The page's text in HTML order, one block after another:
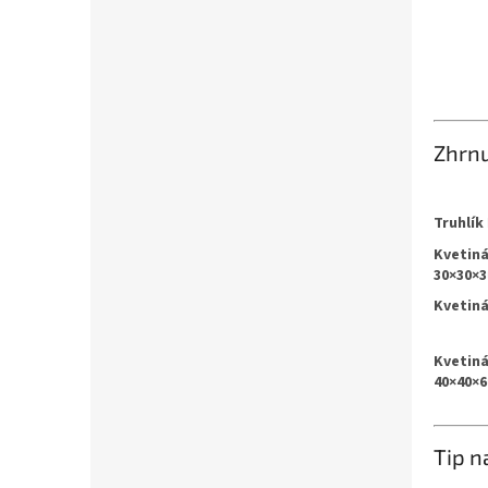
Truhlík
Tip